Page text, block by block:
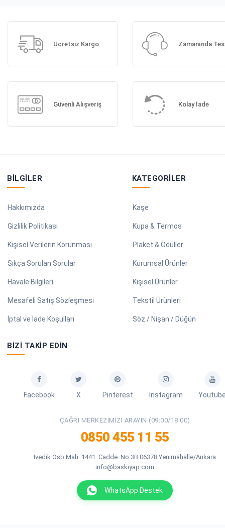
Ücretsiz Kargo Zamanında
Güvenli Alışveriş Kolay İade
BILGILER
Hakkımızda
Gizlilik Politikası
Kişisel Verilerin Korunması
Sıkça Sorulan Sorular
Havale Bilgileri
Mesafeli Satış Sözleşmesi
İptal ve İade Koşulları
KATEGORILER
Kaşe
Kupa & Termos
Plaket & Ödüller
Kurumsal Ürünler
Kişisel Ürünler
Tekstil Ürünleri
Söz / Nişan / Düğün
BIZI TAKIP EDIN
Facebook X Pinterest Instagram
ÇAĞRI MERKEZIMIZI ARAYIN (09:00/18:00)
0850 455 11 55
İvedik Osb Mah. 1441. Cadde. No:3B 06378 Yenimahalle/Ankara
info@baskiyap.com
WhatsApp Destek